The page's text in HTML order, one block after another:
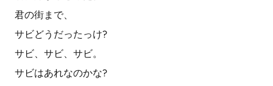
君の街まで、
サビどうだったっけ?
サビ、サビ、サビ。
サビはあれなのかな?